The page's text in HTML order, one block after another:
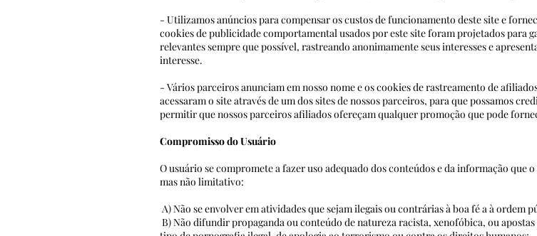
- Utilizamos anúncios para compensar os custos de funcionamento deste site e
cookies de publicidade comportamental usados ​​por este site foram
relevantes sempre que possível, rastreando anonimamente seus interesses e
interesse.
- Vários parceiros anunciam em nosso nome e os cookies de rastreamento de
acessaram o site através de um dos sites de nossos parceiros, para que
permitir que nossos parceiros afiliados ofereçam qualquer promoção que pode
Compromisso do Usuário
O usuário se compromete a fazer uso adequado dos conteúdos e da informação
mas não limitativo:
A) Não se envolver em atividades que sejam ilegais ou contrárias à boa fé a à ordem
B) Não difundir propaganda ou conteúdo de natureza racista, xenofóbica, ou